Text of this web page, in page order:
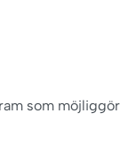
som möjliggör